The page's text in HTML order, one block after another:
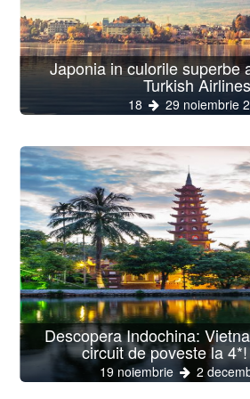
Japonia in culorile superbe
Turkish
18 29 noiembrie
Descopera Indochina:
circuit de poveste la
19 noiembrie 2